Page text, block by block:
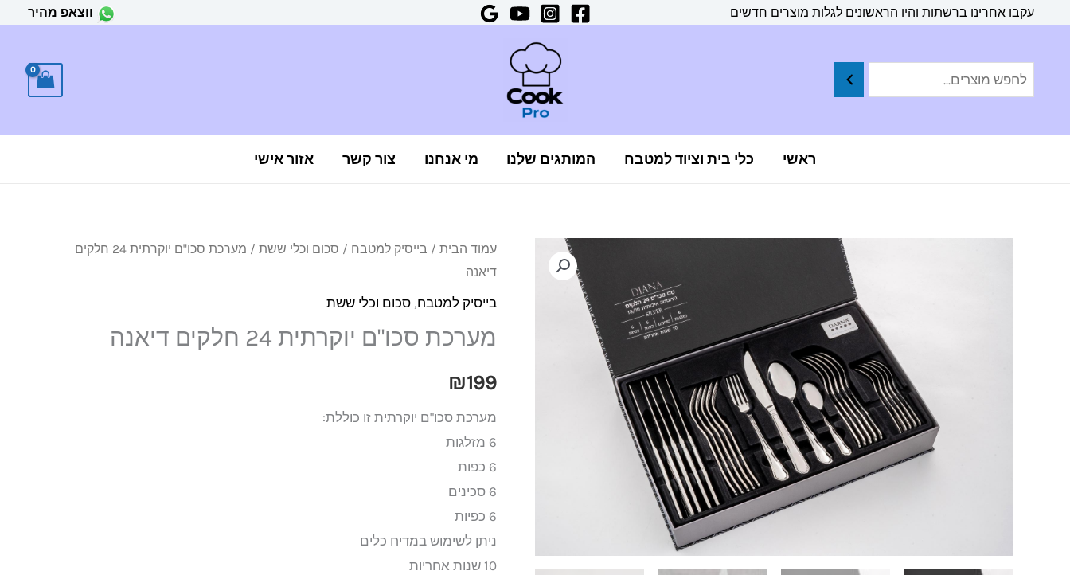
עקבו אחרינו ברשתות והיו הראשונים לגלות מוצרים חדשים ווצאפ מהיר
ראשי כלי בית וציוד למטבח המותגים שלנו מי אנחנו צור קשר אזור אישי
עמוד הבית / בייסיק למטבח / סכום וכלי ששת
/ מערכת סכו"ם יוקרתית 24 חלקים
דיאנה
בייסיק למטבח, סכום וכלי ששת
מערכת סכו"ם יוקרתית 24 חלקים דיאנה
₪199
מערכת סכו"ם יוקרתית זו כוללת:
6 מזלגות
6 כפות
6 סכינים
6 כפיות
ניתן לשימוש במדיח כלים
10 שנות אחריות
כמות
של
מערכת
יוקרתית
24
דיאנה